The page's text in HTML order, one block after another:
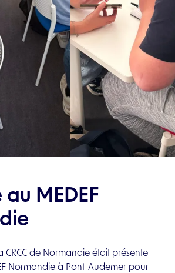
MEDEF
CRCC de Normandie était présente
Normandie à Pont-Audemer pour